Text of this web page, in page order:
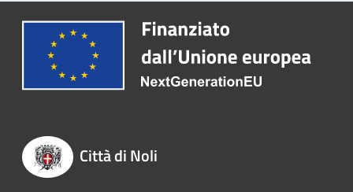
Città di Noli